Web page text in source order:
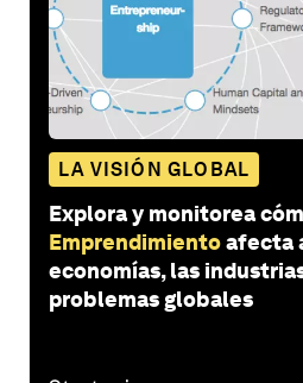
LA VISIÓN GLOBAL
Explora y monitorea
Emprendimientoafecta
economías, las
problemas globales